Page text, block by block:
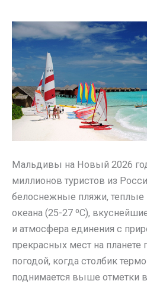
Мальдивы на Новый 2026
миллионов туристов из
белоснежные пляжи,
океана (25-27 ºС),
и атмосфера единения с
прекрасных мест на планете
погодой, когда столбик
поднимается выше отметки в